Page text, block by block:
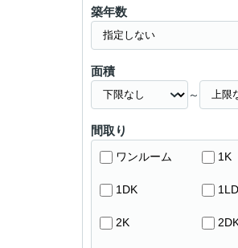
築年数
面積
～
間取り
ワンルーム 1K
1DK
2K